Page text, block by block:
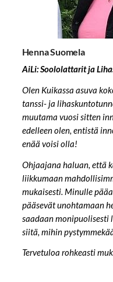
Henna Suomela
AiLi: Soololattarit ja
Olen Kuikassa asuva
tanssi- ja
muutama vuosi sitten
edelleen olen, entistä
enää voisi olla!
Ohjaajana haluan, että
liikkumaan
mukaisesti. Minulle
pääsevät unohtamaan
saadaan
siitä, mihin
Tervetuloa rohkeasti